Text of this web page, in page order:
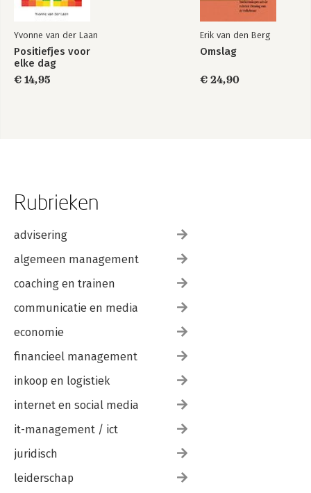
Yvonne van der Laan
Positiefjes voor
elke dag
€ 14,95
Erik van den Berg
Omslag
€ 24,90
Rubrieken
advisering
algemeen management
coaching en trainen
communicatie en media
economie
financieel management
inkoop en logistiek
internet en social media
it-management / ict
juridisch
leiderschap